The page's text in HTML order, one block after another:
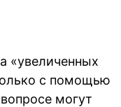
«увеличенных
с помощью
могут